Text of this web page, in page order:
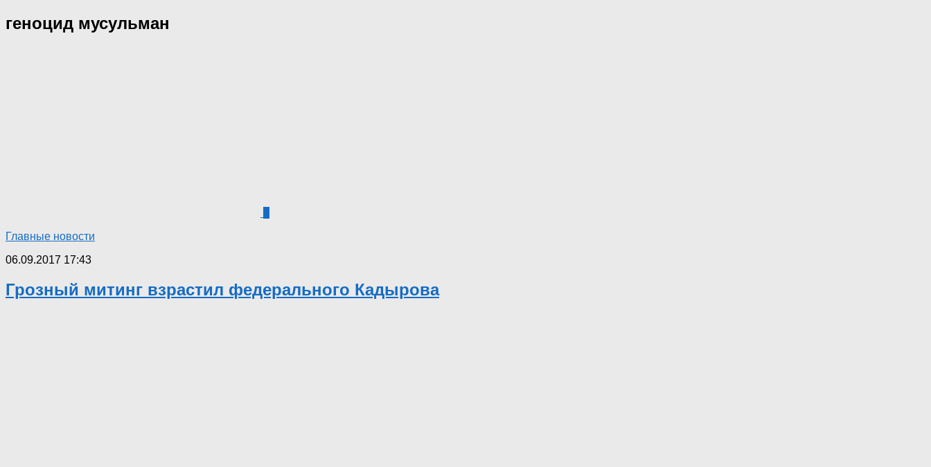
геноцид мусульман
Главные новости
06.09.2017 17:43
Грозный митинг взрастил федерального Кадырова